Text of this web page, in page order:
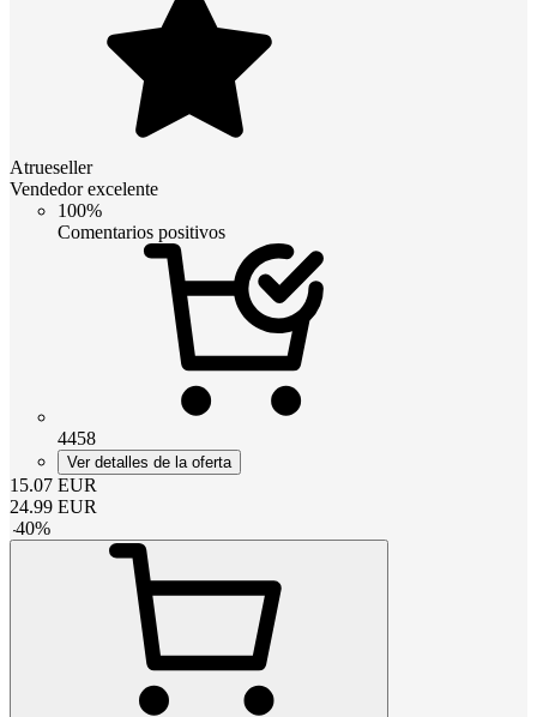
Atrueseller
Vendedor excelente
100%
Comentarios positivos
4458
Ver detalles de la oferta
15.07 EUR
24.99 EUR
-40%